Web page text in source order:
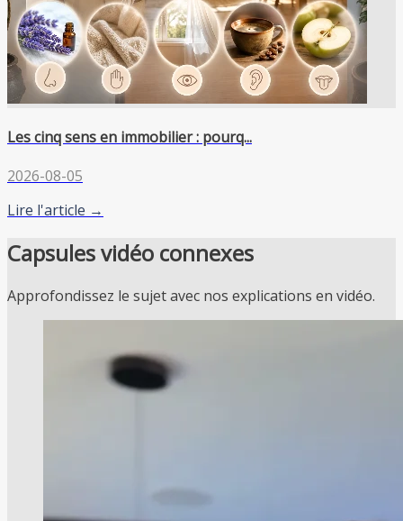
Les cinq sens en immobilier : pourq...
2026-08-05
Lire l'article →
Capsules vidéo connexes
Approfondissez le sujet avec nos explications en vidéo.